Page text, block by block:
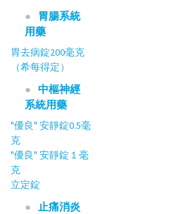
胃腸系統
用藥
胃去病錠200毫克
（希每得定）
中樞神經
系統用藥
"優良" 安靜錠0.5毫
克
"優良" 安靜錠１毫
克
立定錠
止痛消炎